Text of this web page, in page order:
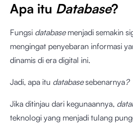
Apa itu Database?
Fungsi database menjadi semakin
mengingat penyebaran informasi
dinamis di era digital ini.
Jadi, apa itu databasesebenarnya?
Jika ditinjau dari kegunaannya,
teknologi yang menjadi tulang